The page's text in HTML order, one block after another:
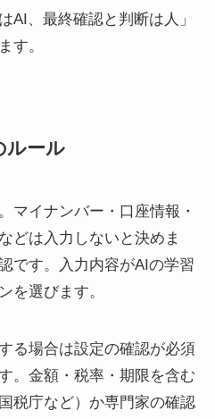
AI、最終確認と判断は人」
す。
ルール
マイナンバー・口座情報・
どは入力しないと決めま
です。入力内容がAIの学習
を選びます。
る場合は設定の確認が必須
。金額・税率・期限を含む
税庁など）か専門家の確認